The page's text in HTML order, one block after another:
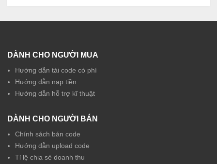
DÀNH CHO NGƯỜI MUA
Hướng dẫn tải code có phí
Hướng dẫn nạp tiền
Hướng dẫn hỗ trợ kĩ thuật
DÀNH CHO NGƯỜI BÁN
Chính sách bán code
Hướng dẫn upload code
Tỉ lệ chia sẻ doanh thu